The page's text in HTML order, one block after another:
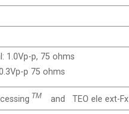
1.0Vp-p, 75 ohms
p 75 ohms
TM and TEO ele ext-Fx